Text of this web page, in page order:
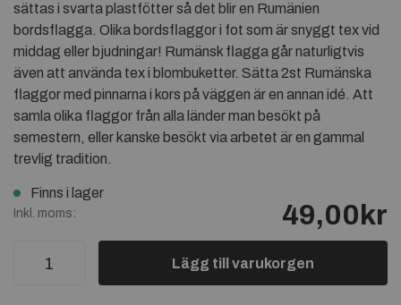
sättas i svarta plastfötter så det blir en Rumänien
bordsflagga. Olika bordsflaggor i fot som är snyggt tex vid
middag eller bjudningar! Rumänsk flagga går naturligtvis
även att använda tex i blombuketter. Sätta 2st Rumänska
flaggor med pinnarna i kors på väggen är en annan idé. Att
samla olika flaggor från alla länder man besökt på
semestern, eller kanske besökt via arbetet är en gammal
trevlig tradition.
Finns i lager
Inkl. moms: 49,00kr
Lägg till varukorgen